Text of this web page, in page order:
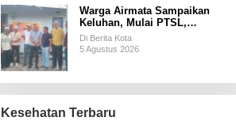
Warga Airmata Sampaikan
Keluhan, Mulai PTSL,
Ketersediaan Minyak Tanah &
Lahan Pemakaman
Di Berita Kota
5 Agustus 2026
Kesehatan Terbaru